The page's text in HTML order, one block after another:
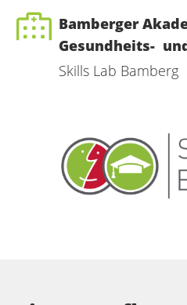
Bamberger
Gesundheits-
Skills Lab Bamberg